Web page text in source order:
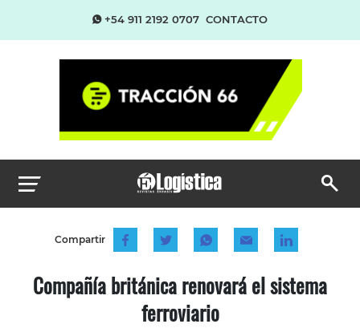
+54 911 2192 0707 CONTACTO
Compartir
Compañía británica renovará el sistema
ferroviario